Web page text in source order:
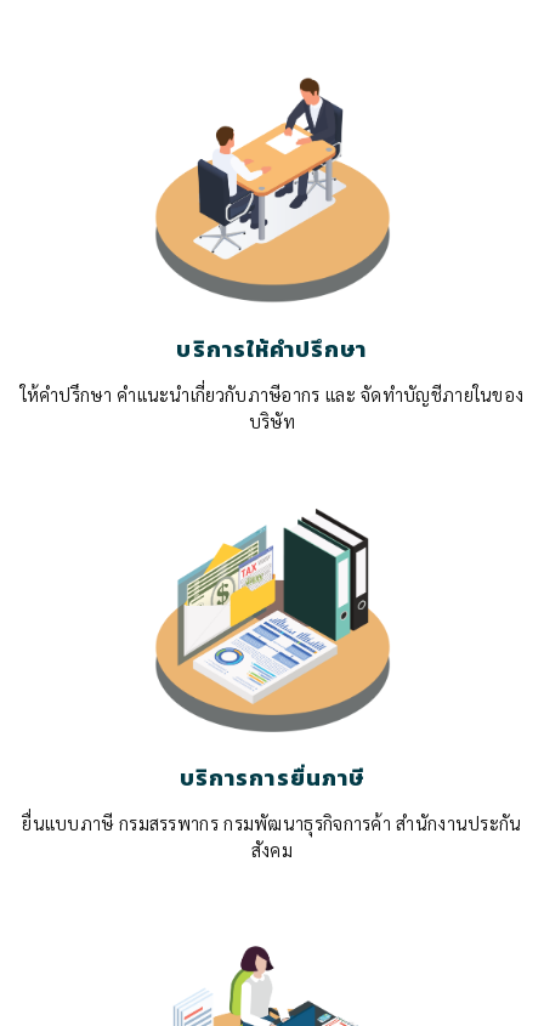
บริการให้คำปรึกษา
ให้คำปรึกษา คำแนะนำเกี่ยวกับภาษีอากร และ จัดทำบัญชีภายในของ
บริษัท
บริการการยื่นภาษี
ยื่นแบบภาษี กรมสรรพากร กรมพัฒนาธุรกิจการค้า สำนักงานประกัน
สังคม